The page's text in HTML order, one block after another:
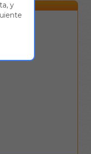
y